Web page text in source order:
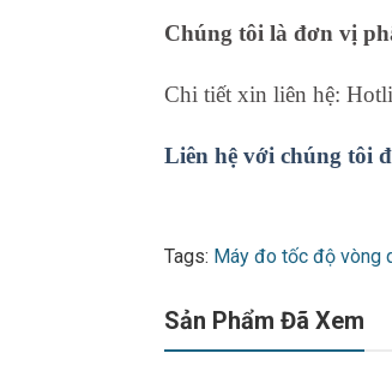
Chúng tôi là đơn vị
Chi tiết xin liên hệ:
Liên hệ với chúng tôi
Tags: Máy đo tốc độ vòng
Sản Phẩm Đã Xem